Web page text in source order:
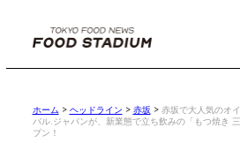
ホーム > ヘッドライン > 赤坂 > 赤坂で大人気のオ
バル.ジャパンが、新業態で立ち飲みの「もつ焼き
プン！